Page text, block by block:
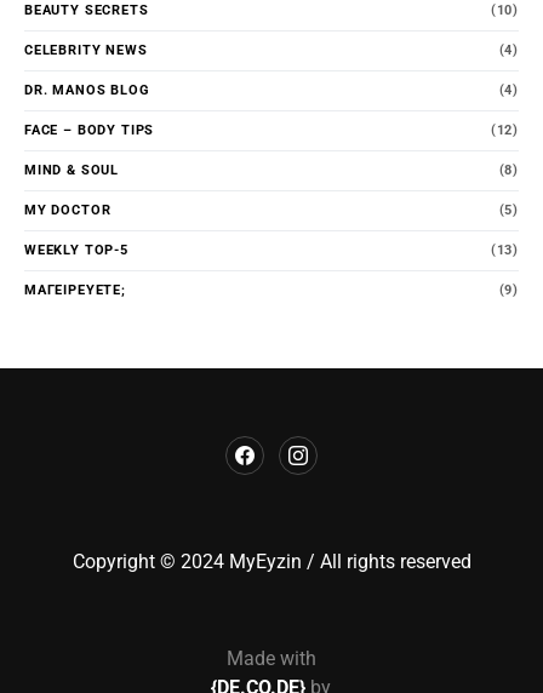
BEAUTY SECRETS (10)
CELEBRITY NEWS (4)
DR. MANOS BLOG (4)
FACE – BODY TIPS (12)
MIND & SOUL (8)
MY DOCTOR (5)
WEEKLY TOP-5 (13)
ΜΑΓΕΙΡΕΎΕΤΕ; (9)
Copyright © 2024 MyEyzin / All rights reserved
Made with
{DE.CO.DE} by